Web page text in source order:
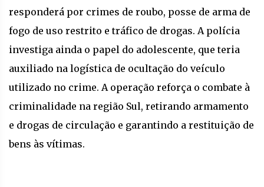
responderá por crimes de roubo, posse de arma de
fogo de uso restrito e tráfico de drogas. A polícia
investiga ainda o papel do adolescente, que teria
auxiliado na logística de ocultação do veículo
utilizado no crime. A operação reforça o combate à
criminalidade na região Sul, retirando armamento
e drogas de circulação e garantindo a restituição de
bens às vítimas.